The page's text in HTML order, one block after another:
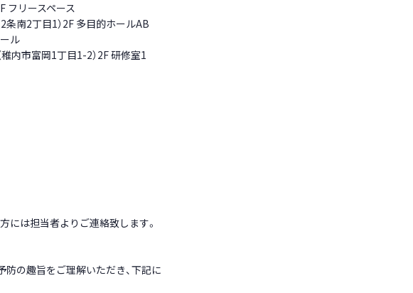
フリースペース
南2丁目1）2F 多目的ホールAB
ル
内市富岡1丁目1-2）2F 研修室1
は担当者よりご連絡致します。
の趣旨をご理解いただき、下記に